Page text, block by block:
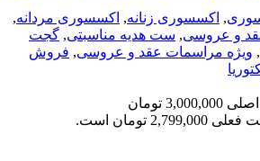
, اکسسوری زنانه, اکسسوری مردانه,
و عروسی, ست هدیه مناسبتی, گجت
, ویژه مراسمات عقد و عروسی, فروش
قیمت اصلی 3,000,000 تومان
2,799,000 تومان است.